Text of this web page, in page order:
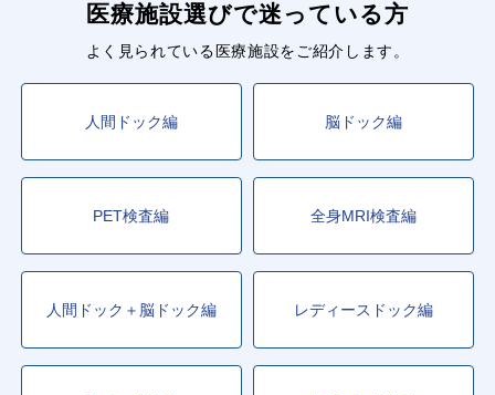
医療施設選びで迷っている方
よく見られている医療施設をご紹介します。
人間ドック編 脳ドック編
PET検査編 全身MRI検査編
人間ドック＋脳ドック編 レディースドック編